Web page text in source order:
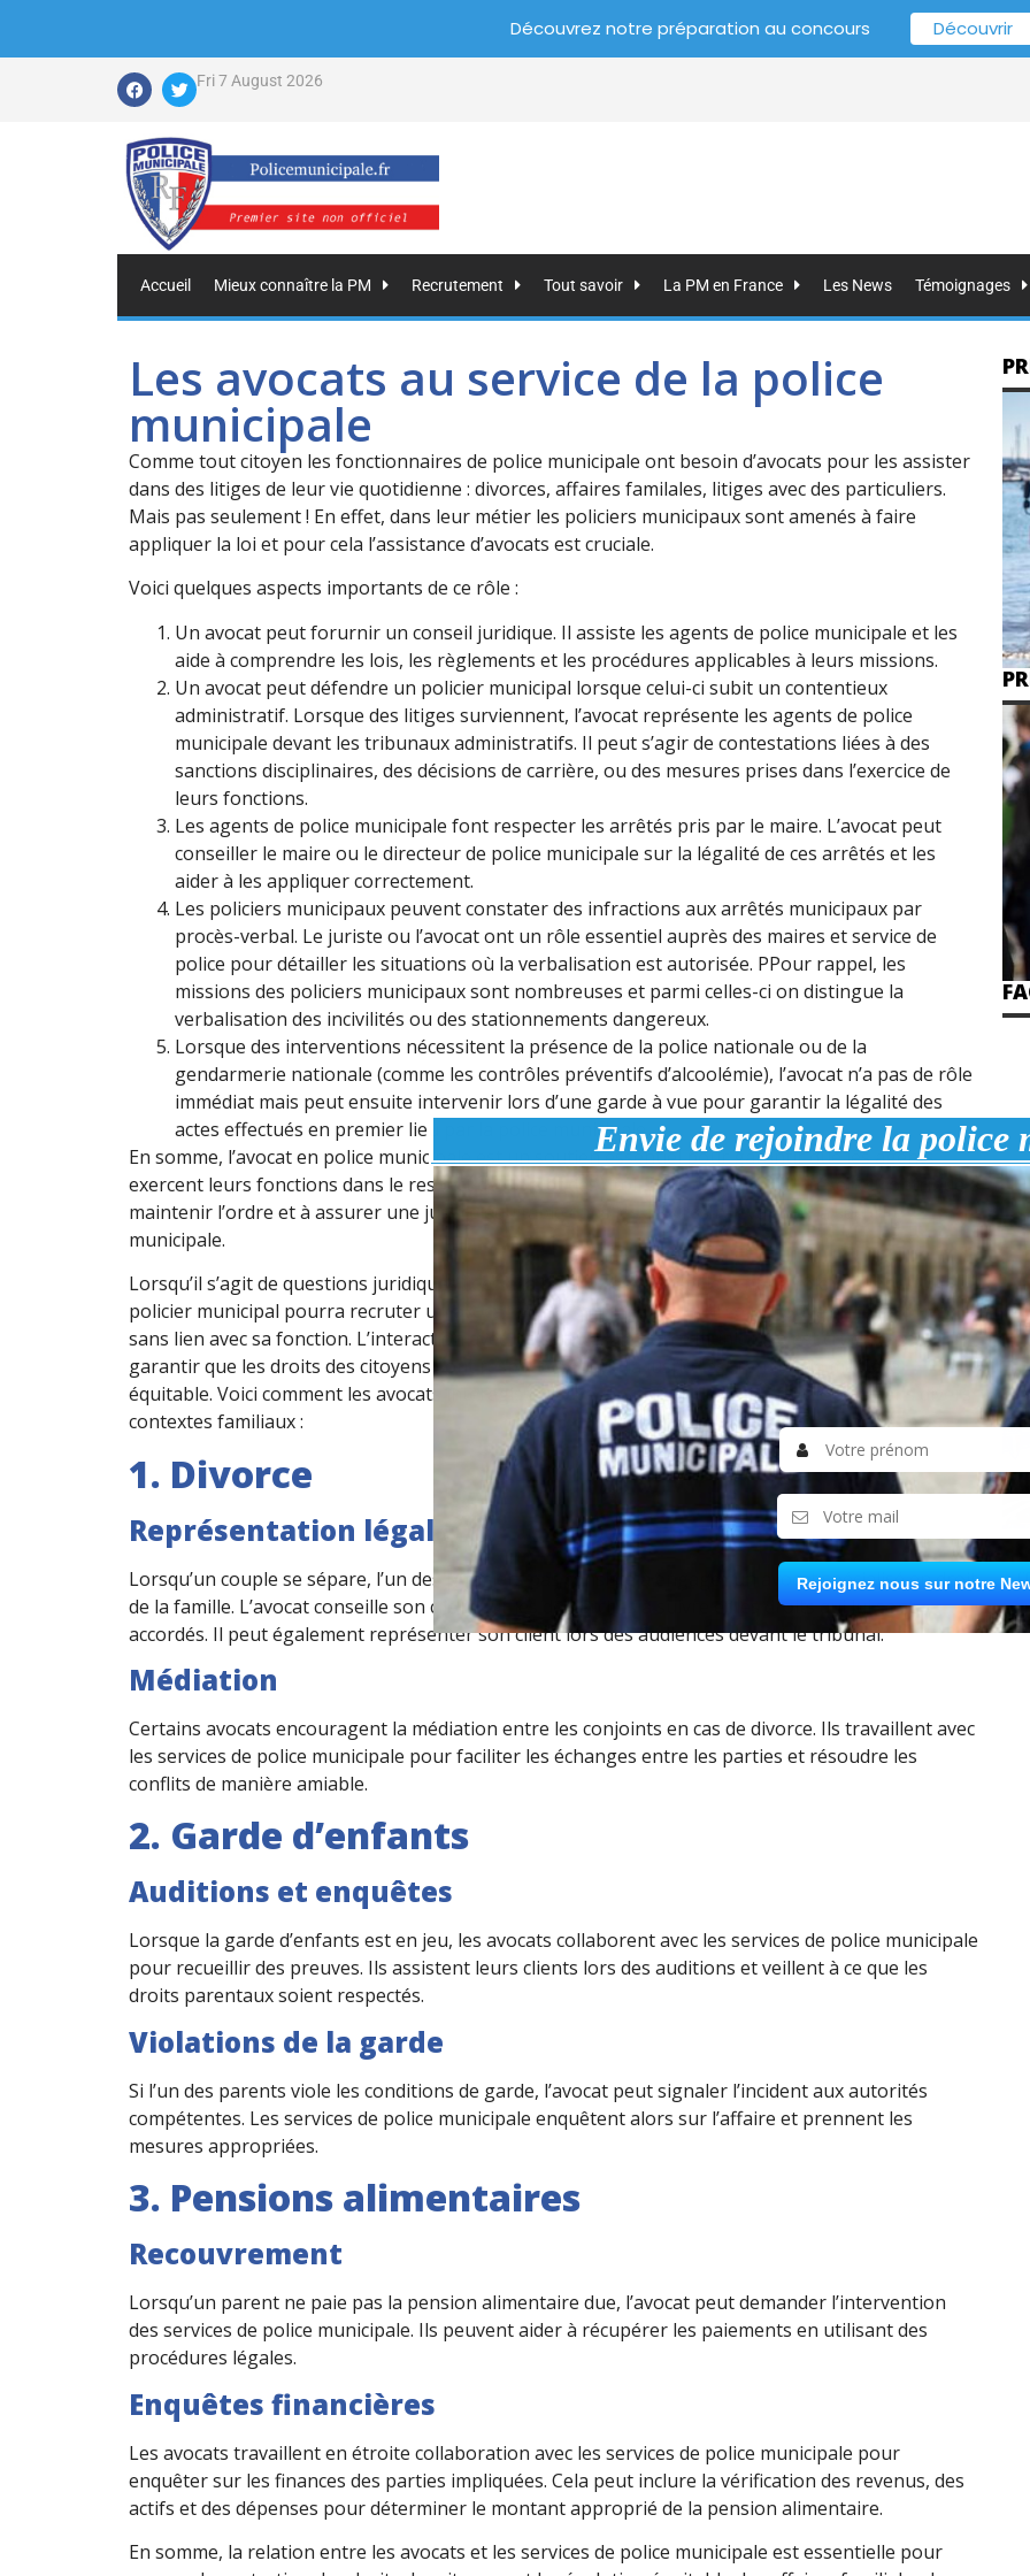
Fri 7 August 2026
Accueil Mieux connaître la PM Recrutement Tout savoir La PM en France Les News Témoignages
Les avocats au service de la police
municipale
Comme tout citoyen les fonctionnaires de police municipale ont besoin d’avocats pour les assister
dans des litiges de leur vie quotidienne : divorces, affaires familales, litiges avec des particuliers.
Mais pas seulement ! En effet, dans leur métier les policiers municipaux sont amenés à faire
appliquer la loi et pour cela l’assistance d’avocats est cruciale.
Voici quelques aspects importants de ce rôle :
Un avocat peut forurnir un conseil juridique. Il assiste les agents de police municipale et les
aide à comprendre les lois, les règlements et les procédures applicables à leurs missions.
Un avocat peut défendre un policier municipal lorsque celui-ci subit un contentieux
administratif. Lorsque des litiges surviennent, l’avocat représente les agents de police
municipale devant les tribunaux administratifs. Il peut s’agir de contestations liées à des
sanctions disciplinaires, des décisions de carrière, ou des mesures prises dans l’exercice de
leurs fonctions.
Les agents de police municipale font respecter les arrêtés pris par le maire. L’avocat peut
conseiller le maire ou le directeur de police municipale sur la légalité de ces arrêtés et les
aider à les appliquer correctement.
Les policiers municipaux peuvent constater des infractions aux arrêtés municipaux par
procès-verbal. Le juriste ou l’avocat ont un rôle essentiel auprès des maires et service de
police pour détailler les situations où la verbalisation est autorisée. PPour rappel, les
missions des policiers municipaux sont nombreuses et parmi celles-ci on distingue la
verbalisation des incivilités ou des stationnements dangereux.
Lorsque des interventions nécessitent la présence de la police nationale ou de la
gendarmerie nationale (comme les contrôles préventifs d’alcoolémie), l’avocat n’a pas de rôle
immédiat mais peut ensuite intervenir lors d’une garde à vue pour garantir la légalité des
actes effectués en premier lieu par la police municipale.
En somme, l’avocat en police municipale est un soutien essentiel pour garantir que les agents
exercent leurs fonctions dans le respect des lois et des droits des citoyens. Sa présence contribue à
maintenir l’ordre et à assurer une justice équitable dans les affaires relevant de la sécurité
municipale.
Lorsqu’il s’agit de questions juridiques liées à la famille, les avocats jouent un rôle essentiel. Un
policier municipal pourra recruter un
avocat affaire familiale dès qu’il se retrouve en litige privé
sans lien avec sa fonction. L’interaction avec les services de police municipale est cruciale pour
garantir que les droits des citoyens sont respectés et que la justice est rendue de manière
équitable. Voici comment les avocats interagissent avec les forces de police municipale dans divers
contextes familiaux :
1. Divorce
Représentation légale
Lorsqu’un couple se sépare, l’un des premiers pas consiste à engager un avocat spécialisé en droit
de la famille. L’avocat conseille son client sur les démarches à suivre et les droits qui lui sont
accordés. Il peut également représenter son client lors des audiences devant le tribunal.
Médiation
Certains avocats encouragent la médiation entre les conjoints en cas de divorce. Ils travaillent avec
les services de police municipale pour faciliter les échanges entre les parties et résoudre les
conflits de manière amiable.
2. Garde d’enfants
Auditions et enquêtes
Lorsque la garde d’enfants est en jeu, les avocats collaborent avec les services de police municipale
pour recueillir des preuves. Ils assistent leurs clients lors des auditions et veillent à ce que les
droits parentaux soient respectés.
Violations de la garde
Si l’un des parents viole les conditions de garde, l’avocat peut signaler l’incident aux autorités
compétentes. Les services de police municipale enquêtent alors sur l’affaire et prennent les
mesures appropriées.
3. Pensions alimentaires
Recouvrement
Lorsqu’un parent ne paie pas la pension alimentaire due, l’avocat peut demander l’intervention
des services de police municipale. Ils peuvent aider à récupérer les paiements en utilisant des
procédures légales.
Enquêtes financières
Les avocats travaillent en étroite collaboration avec les services de police municipale pour
enquêter sur les finances des parties impliquées. Cela peut inclure la vérification des revenus, des
actifs et des dépenses pour déterminer le montant approprié de la pension alimentaire.
En somme, la relation entre les avocats et les services de police municipale est essentielle pour
Découvrez notre préparation au concours Découvrir
Rejoignez nous sur notre
Envie de rejoindre la police